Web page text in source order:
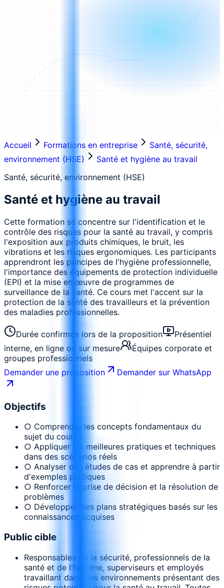
Accueil Formations en entreprise
Santé, sécurité,
environnement (HSE)
Santé et hygiène au travail
Santé, sécurité, environnement (HSE)
Santé et hygiène au travail
Cette formation se concentre sur l'identification et le
contrôle des risques pour la santé au travail, y compris
l'exposition aux produits chimiques, le bruit, les
vibrations et les risques ergonomiques. Les participants
apprendront les principes de l'hygiène professionnelle,
l'importance des équipements de protection individuelle
(EPI) et la mise en œuvre de programmes de
surveillance de la santé. Ce cours met l'accent sur la
protection de la santé des travailleurs et la prévention
des maladies professionnelles.
Durée confirmée lors de la proposition
Présentiel
interne, en ligne ou sur mesure
Équipes corporate et
groupes professionnels
Demander une proposition
Demander sur WhatsApp
Objectifs
○ Comprendre les concepts fondamentaux du
sujet du cours
○ Appliquer les meilleures pratiques et techniques
dans des scénarios réels
○ Analyser des études de cas et apprendre à partir
d'exemples pratiques
○ Renforcer la prise de décision et la résolution de
problèmes
○ Développer des plans stratégiques basés sur les
connaissances acquises
Public cible
Responsables de la sécurité, professionnels de la
santé et de l'hygiène, superviseurs et employés
travaillant dans des environnements présentant des